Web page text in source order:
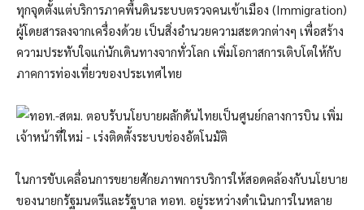
ทุกจุดตั้งแต่บริการภาคพื้นดินระบบตรวจคนเข้าเมือง (Immigration)
ผู้โดยสารลงจากเครื่องด้วย เป็นสิ่งอำนวยความสะดวกต่างๆ เพื่อสร้าง
ความประทับใจแก่นักเดินทางจากทั่วโลก เพิ่มโอกาสการเติบโตให้กับ
ภาคการท่องเที่ยวของประเทศไทย
ในการขับเคลื่อนการขยายศักยภาพการบริการให้สอดคล้องกับนโยบาย
ของนายกรัฐมนตรีและรัฐบาล ทอท. อยู่ระหว่างดำเนินการในหลาย